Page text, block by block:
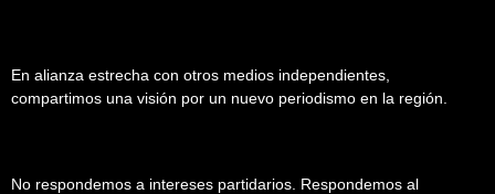
En alianza estrecha con otros medios independientes,
compartimos una visión por un nuevo periodismo en la región.
No respondemos a intereses partidarios. Respondemos al